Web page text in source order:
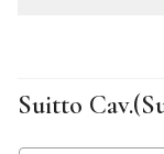
Suitto Cav.